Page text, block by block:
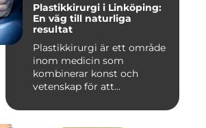
Plastikkirurgi i Linköping:
En väg till naturliga
resultat
Plastikkirurgi är ett område
inom medicin som
kombinerar konst och
vetenskap för att...